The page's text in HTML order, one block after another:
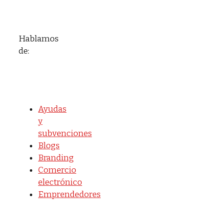
Hablamos
de:
Ayudas
y
subvenciones
Blogs
Branding
Comercio
electrónico
Emprendedores